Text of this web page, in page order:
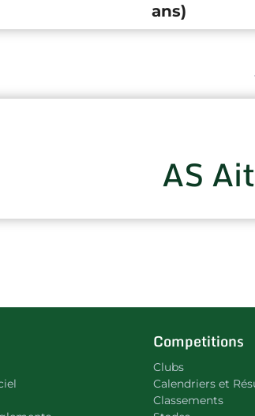
ans)
AS
Competitions
Clubs
Calendriers et
Classements